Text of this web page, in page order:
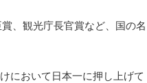
、観光庁長官賞など、国の名
において日本一に押し上げて